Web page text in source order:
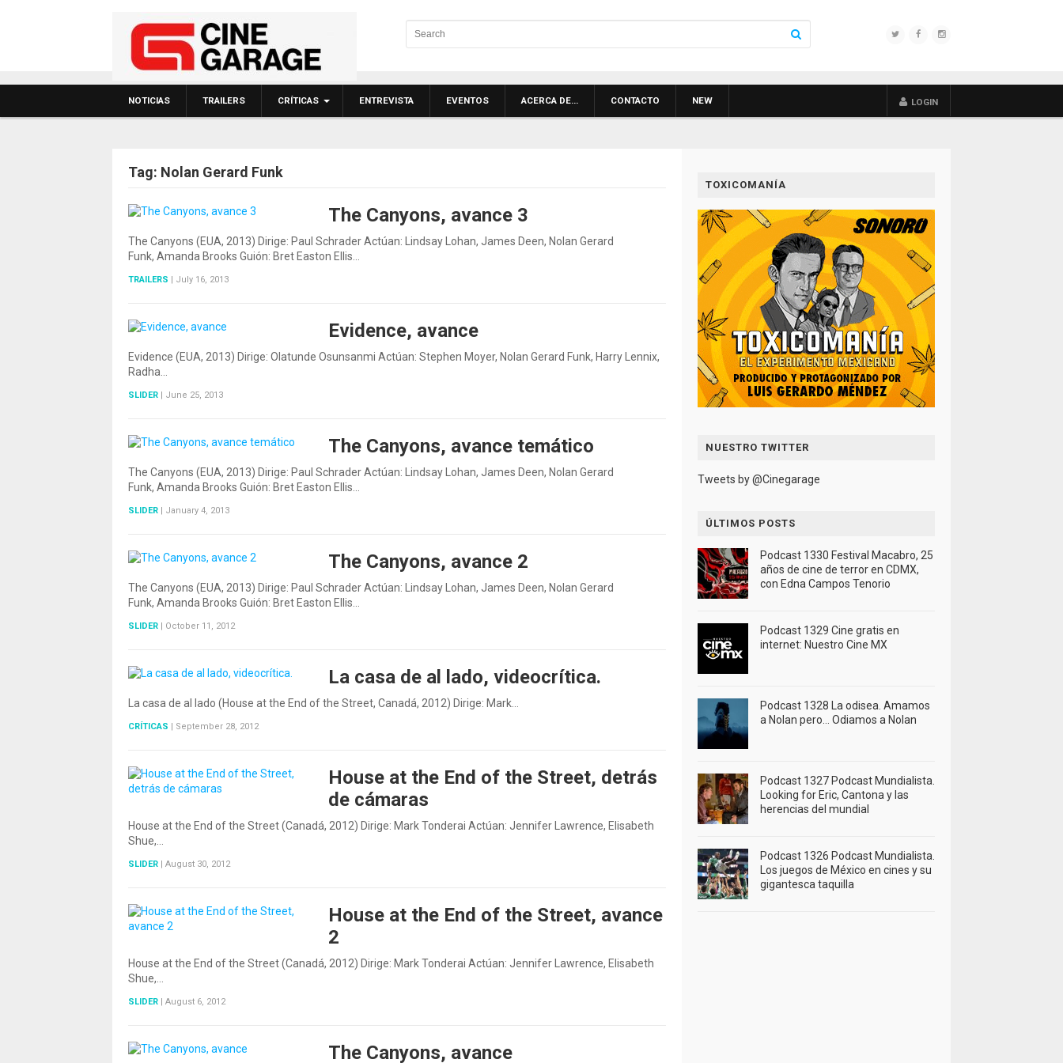
NOTICIAS TRAILERS CRÍTICAS ENTREVISTA EVENTOS ACERCA DE… CONTACTO NEW LOGIN
Tag: Nolan Gerard Funk
The Canyons, avance 3
The Canyons (EUA, 2013) Dirige: Paul Schrader Actúan: Lindsay Lohan, James Deen, Nolan Gerard
Funk, Amanda Brooks Guión: Bret Easton Ellis…
TRAILERS | July 16, 2013
Evidence, avance
Evidence (EUA, 2013) Dirige: Olatunde Osunsanmi Actúan: Stephen Moyer, Nolan Gerard Funk, Harry Lennix,
Radha…
SLIDER | June 25, 2013
The Canyons, avance temático
The Canyons (EUA, 2013) Dirige: Paul Schrader Actúan: Lindsay Lohan, James Deen, Nolan Gerard
Funk, Amanda Brooks Guión: Bret Easton Ellis…
SLIDER | January 4, 2013
The Canyons, avance 2
The Canyons (EUA, 2013) Dirige: Paul Schrader Actúan: Lindsay Lohan, James Deen, Nolan Gerard
Funk, Amanda Brooks Guión: Bret Easton Ellis…
SLIDER | October 11, 2012
La casa de al lado, videocrítica.
La casa de al lado (House at the End of the Street, Canadá, 2012) Dirige: Mark…
CRÍTICAS | September 28, 2012
House at the End of the Street, detrás
de cámaras
House at the End of the Street (Canadá, 2012) Dirige: Mark Tonderai Actúan: Jennifer Lawrence, Elisabeth
Shue,…
SLIDER | August 30, 2012
House at the End of the Street, avance
2
House at the End of the Street (Canadá, 2012) Dirige: Mark Tonderai Actúan: Jennifer Lawrence, Elisabeth
Shue,…
SLIDER | August 6, 2012
The Canyons, avance
TOXICOMANÍA
NUESTRO TWITTER
Tweets by @Cinegarage
ÚLTIMOS POSTS
Podcast 1330 Festival Macabro, 25
años de cine de terror en CDMX,
con Edna Campos Tenorio
Podcast 1329 Cine gratis en
internet: Nuestro Cine MX
Podcast 1328 La odisea. Amamos
a Nolan pero… Odiamos a Nolan
Podcast 1327 Podcast Mundialista.
Looking for Eric, Cantona y las
herencias del mundial
Podcast 1326 Podcast Mundialista.
Los juegos de México en cines y su
gigantesca taquilla